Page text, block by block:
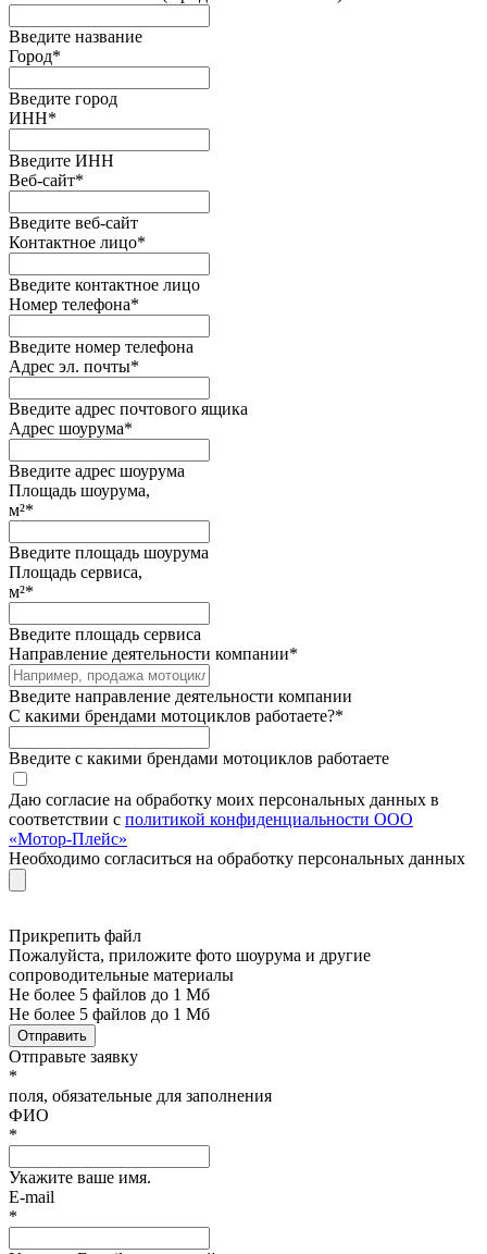
Введите название
Город*
Введите город
ИНН*
Введите ИНН
Веб-сайт*
Введите веб-сайт
Контактное лицо*
Введите контактное лицо
Номер телефона*
Введите номер телефона
Адрес эл. почты*
Введите адрес почтового ящика
Адрес шоурума*
Введите адрес шоурума
Площадь шоурума,
м²*
Введите площадь шоурума
Площадь сервиса,
м²*
Введите площадь сервиса
Направление деятельности компании*
Введите направление деятельности компании
С какими брендами мотоциклов работаете?*
Введите с какими брендами мотоциклов работаете
Даю согласие на обработку моих персональных данных в
соответствии с политикой конфиденциальности ООО
«Мотор-Плейс»
Необходимо согласиться на обработку персональных данных
Прикрепить файл
Пожалуйста, приложите фото шоурума и другие
сопроводительные материалы
Не более 5 файлов до 1 Мб
Не более 5 файлов до 1 Мб
Отправить
Отправьте заявку
*
поля, обязательные для заполнения
ФИО
*
Укажите ваше имя.
E-mail
*